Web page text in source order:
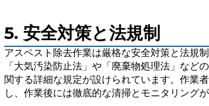
5. 安全対策と法規制
アスベスト除去作業は厳格な安全対策と法規
「大気汚染防止法」や「廃棄物処理法」など
関する詳細な規定が設けられています。作業
し、作業後には徹底的な清掃とモニタリングが